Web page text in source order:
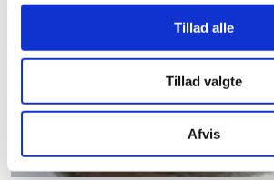
Tillad alle
Tillad valgte
Afvis